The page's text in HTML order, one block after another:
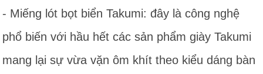
- Miếng lót bọt biển Takumi: đây là công nghệ
phổ biến với hầu hết các sản phẩm giày Takumi
mang lại sự vừa vặn ôm khít theo kiểu dáng bàn